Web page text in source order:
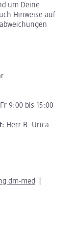
um Deine
Hinweise auf
9:00 bis 15:00
Herr B. Urica
dm-med